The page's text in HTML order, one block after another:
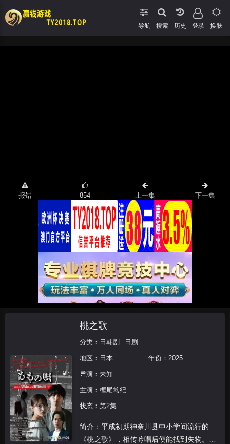
导航 搜索 登录 换肤
报错 854 上一集 下一集
桃之歌
分类： 日韩剧 日剧
地区： 日本 年份： 2025
导演：未知
主演： 樫尾笃纪
状态：第2集
简介：平成初期神奈川县中小学间流行的
《桃之歌》，相传吟唱后便能找到失物。这